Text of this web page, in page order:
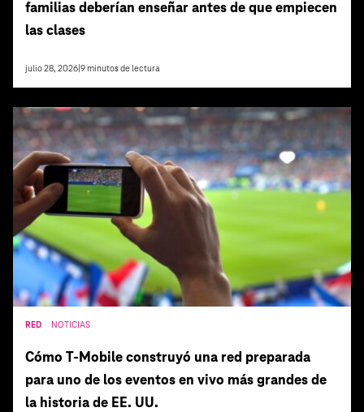
familias deberían enseñar antes de que empiecen
las clases
julio 28, 2026 9 minutos de lectura
RED NOTICIAS
Cómo T‑Mobile construyó una red preparada
para uno de los eventos en vivo más grandes de
la historia de EE. UU.